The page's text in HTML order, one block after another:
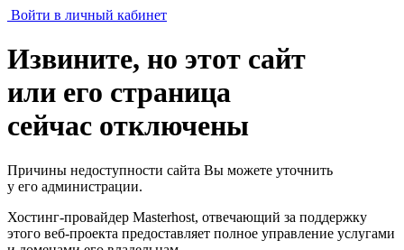
Войти в личный кабинет
Извините, но этот сайт
или его страница
сейчас отключены
Причины недоступности сайта Вы можете уточнить
у его администрации.
Хостинг-провайдер Masterhost, отвечающий за поддержку
этого веб-проекта предоставляет полное управление услугами